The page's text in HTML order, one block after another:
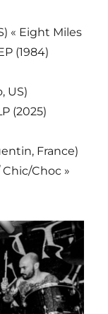
« Eight Miles
(1984)
US)
(2025)
France)
Choc »